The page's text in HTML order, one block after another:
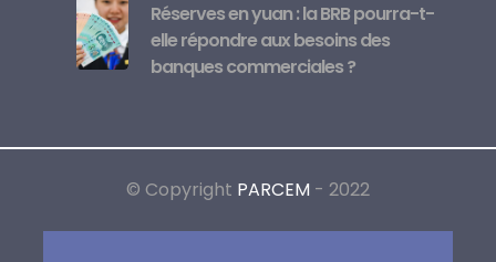
Réserves en yuan : la BRB pourra-t-
elle répondre aux besoins des
banques commerciales ?
© Copyright PARCEM - 2022